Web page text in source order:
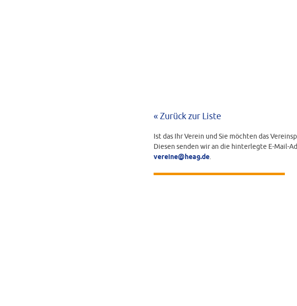
« Zurück zur Liste
Ist das Ihr Verein und Sie möchten das
Diesen senden wir an die hinterlegte E-Mail-
vereine@heag.de.